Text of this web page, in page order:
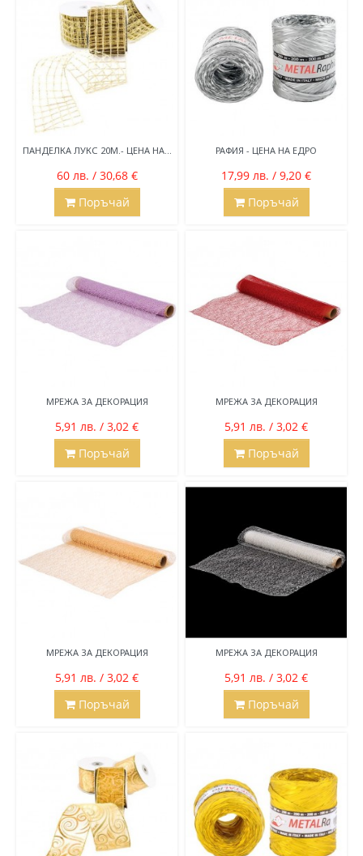
ПАНДЕЛКА ЛУКС 20М.- ЦЕНА НА...
60 лв. / 30,68 €
Поръчай
РАФИЯ - ЦЕНА НА ЕДРО
17,99 лв. / 9,20 €
Поръчай
МРЕЖА ЗА ДЕКОРАЦИЯ
5,91 лв. / 3,02 €
Поръчай
МРЕЖА ЗА ДЕКОРАЦИЯ
5,91 лв. / 3,02 €
Поръчай
МРЕЖА ЗА ДЕКОРАЦИЯ
5,91 лв. / 3,02 €
Поръчай
МРЕЖА ЗА ДЕКОРАЦИЯ
5,91 лв. / 3,02 €
Поръчай